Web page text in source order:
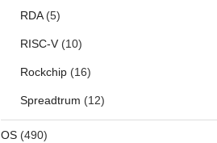
RDA(5)
RISC-V(10)
Rockchip(16)
Spreadtrum (12)
OS(490)